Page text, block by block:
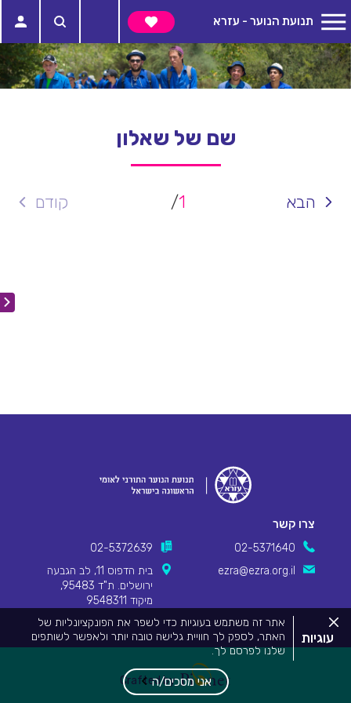
עוגיות
אתר זה משתמש בעוגיות כדי לשפר את הפונקציונליות של
האתר, לספק לך חוויית גלישה טובה יותר ולאפשר לשותפים
שלנו לפרסם לך.
מידע המפרט על השימוש בעוגיות באתר זה וכיצד ניתן לדחות
אותם, ניתן לצפותבמדיניות העוגיות שלנו
על ידי שימוש באתר זה או לחיצה על "אני מסכים", אתה
אני מסכים/ה
סגור
את
מדיניות
תנועת הנוער - עזרא
שם של שאלון
הבא 1
/ קודם
צרו קשר
02-5371640
02-5372639
ezra@ezra.org.il
בית הדפוס 11, לב הגבעה
ירושלים. ת"ד 95483,
מיקוד 9548311
Crafted by
Pionet Logo